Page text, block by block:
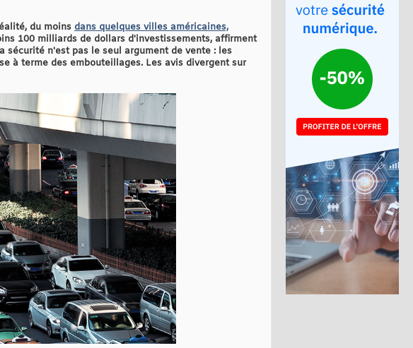
du moins dans quelques villes américaines,
100 milliards de dollars d'investissements, affirment
sécurité n'est pas le seul argument de vente : les
à terme des embouteillages. Les avis divergent sur